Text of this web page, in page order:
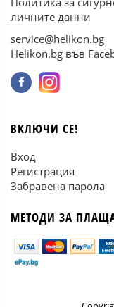
личните данни
service@helikon.bg
Helikon.bg във
ВКЛЮЧИ СЕ!
Вход
Регистрация
Забравена парола
МЕТОДИ ЗА